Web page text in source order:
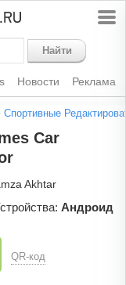
Найти
Новости Реклама
Спортивные
Car
Akhtar
Андроид
QR-код